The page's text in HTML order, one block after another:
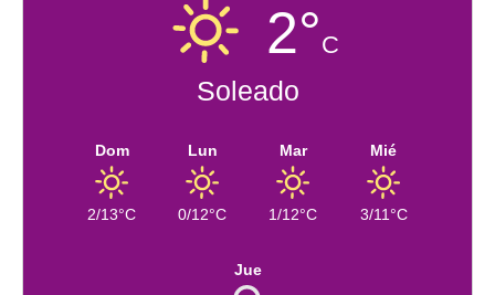
2°C
Soleado
Dom
2/13°C
Lun
0/12°C
Mar
1/12°C
Mié
3/11°C
Jue